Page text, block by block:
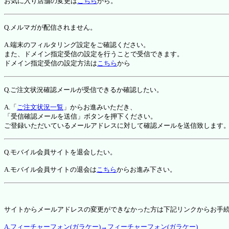
Q.メルマガが配信されません。
A.端末のフィルタリング設定をご確認ください。
また、ドメイン指定受信の設定を行うことで受信できます。
ドメイン指定受信の設定方法はこちらから
Q.ご注文状況確認メールが受信できるか確認したい。
A.「 ご注文状況一覧 」からお進みいただき、
「受信確認メールを送信」ボタンを押下ください。
ご登録いただいているメールアドレスに対して確認メールを送信致します。
Q.モバイル会員サイトを退会したい。
A.モバイル会員サイトの退会はこちらからお進み下さい。
サイトからメールアドレスの変更ができなかった方は下記リンクからお手
A.フィーチャーフォン(ガラケー)→フィーチャーフォン(ガラケー)